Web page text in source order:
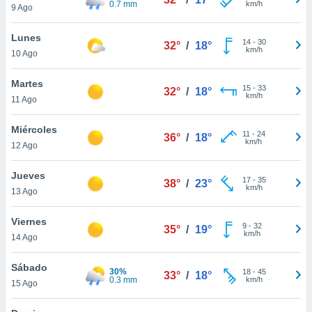
y
más
nuestra
y
de
disponible
cookies
9 Ago
0.7 mm
km/h
Lunes
10 Ago
32° / 18° 14- 30
km/h
Martes
11 Ago
32° / 18° 15- 33
km/h
Miércoles
12 Ago
36° / 18° 11 - 24
km/h
Jueves
13 Ago
38° / 23° 17- 35
km/h
Viernes
14 Ago
35° / 19° 9- 32
km/h
Sábado
15 Ago
30%
0.3 mm
33° / 18° 18- 45
km/h